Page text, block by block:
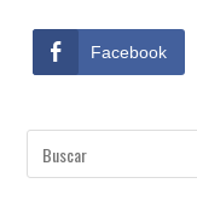
Facebook